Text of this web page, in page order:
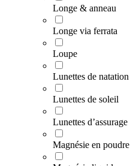
Longe & anneau
Longe via ferrata
Loupe
Lunettes de natation
Lunettes de soleil
Lunettes d’assurage
Magnésie en poudre